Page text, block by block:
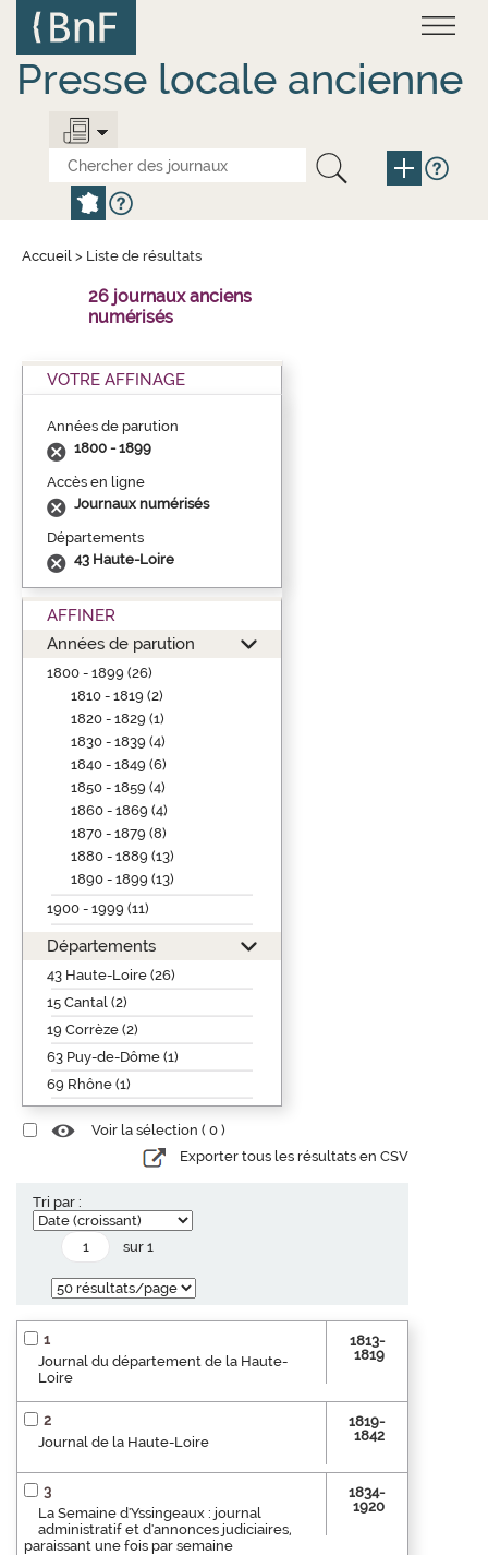
contenu
principal
Presse locale ancienne
Accueil > Liste de résultats
26 journaux anciens
numérisés
VOTRE AFFINAGE
Années de parution
1800 - 1899
Accès en ligne
Journaux numérisés
Départements
43 Haute-Loire
AFFINER
Années de parution
1800 - 1899 (26)
1810 - 1819 (2)
1820 - 1829 (1)
1830 - 1839 (4)
1840 - 1849 (6)
1850 - 1859 (4)
1860 - 1869 (4)
1870 - 1879 (8)
1880 - 1889 (13)
1890 - 1899 (13)
1900 - 1999 (11)
Départements
43 Haute-Loire (26)
15 Cantal (2)
19 Corrèze (2)
63 Puy-de-Dôme (1)
69 Rhône (1)
Voir la sélection ( 0 )
Exporter tous les résultats en CSV
Tri par :
sur 1
1
Journal du département de la Haute-
Loire
1813-
1819
2
Journal de la Haute-Loire
1819-
1842
3
La Semaine d'Yssingeaux : journal
administratif et d'annonces judiciaires,
paraissant une fois par semaine
1834-
1920
Panneau de gestion des cookies